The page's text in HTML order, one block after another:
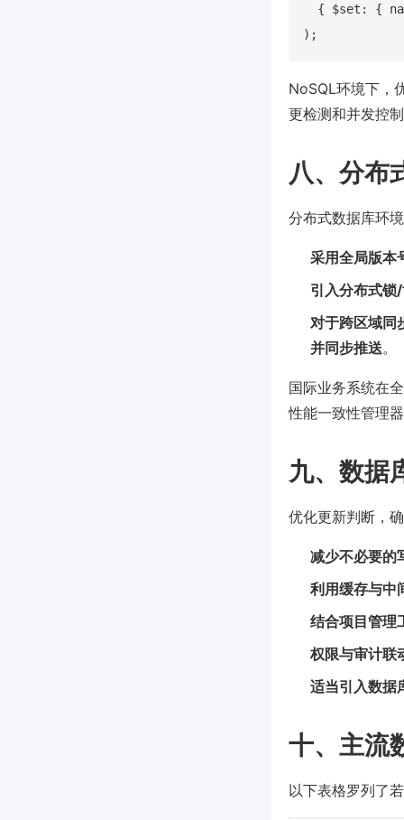
{ $set: {
NoSQL环境下，
更检测和并发控
八、分布
分布式数据库环
采用全局版本
引入分布式
对于跨区域同
并同步推送。
国际业务系统在
性能一致性管理
九、数据
优化更新判断，
减少不必要的
利用缓存与中
结合项目管理
权限与审计联
适当引入数据
十、主流
以下表格罗列了